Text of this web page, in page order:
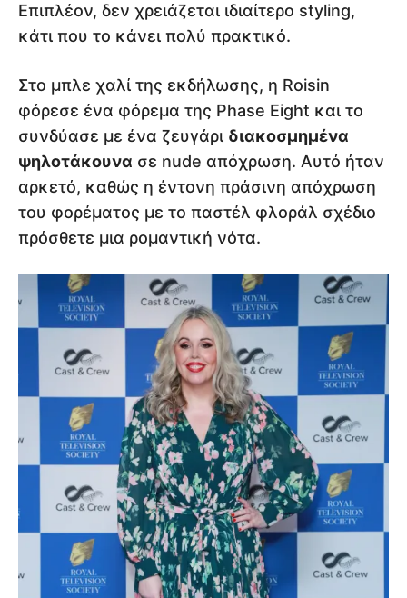
Επιπλέον, δεν χρειάζεται ιδιαίτερο styling,
κάτι που το κάνει πολύ πρακτικό.
Στο μπλε χαλί της εκδήλωσης, η Roisin
φόρεσε ένα φόρεμα της Phase Eight και το
συνδύασε με ένα ζευγάρι διακοσμημένα
ψηλοτάκουνα σε nude απόχρωση. Αυτό ήταν
αρκετό, καθώς η έντονη πράσινη απόχρωση
του φορέματος με το παστέλ φλοράλ σχέδιο
πρόσθετε μια ρομαντική νότα.